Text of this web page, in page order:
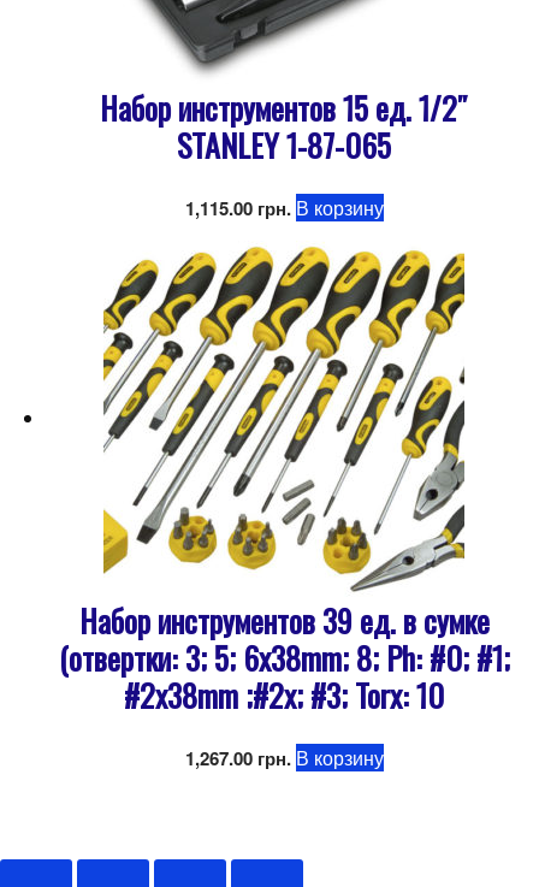
Набор инструментов 15 ед. 1/2″
STANLEY 1-87-065
1,115.00 грн. В корзину
Набор инструментов 39 ед. в сумке
(отвертки: 3; 5; 6x38mm; 8; Ph: #0; #1;
#2x38mm ;#2x; #3; Torx: 10
1,267.00 грн. В корзину